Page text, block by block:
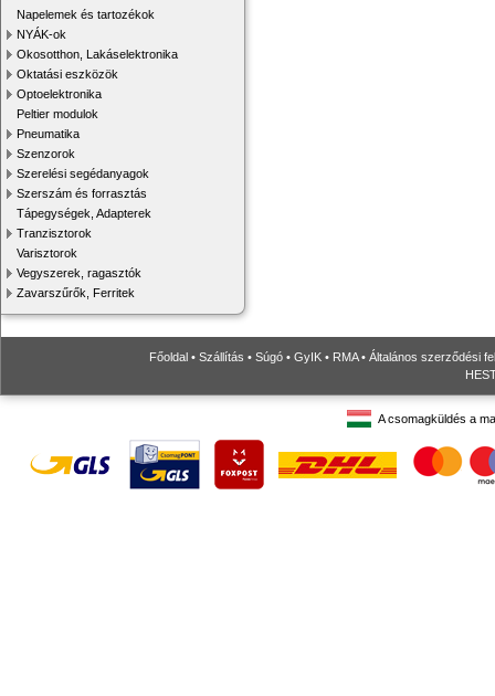
Napelemek és tartozékok
NYÁK-ok
Okosotthon, Lakáselektronika
Oktatási eszközök
Optoelektronika
Peltier modulok
Pneumatika
Szenzorok
Szerelési segédanyagok
Szerszám és forrasztás
Tápegységek, Adapterek
Tranzisztorok
Varisztorok
Vegyszerek, ragasztók
Zavarszűrők, Ferritek
Főoldal • Szállítás • Súgó • GyIK • RMA• Általános szerződési
A csomagküldés a